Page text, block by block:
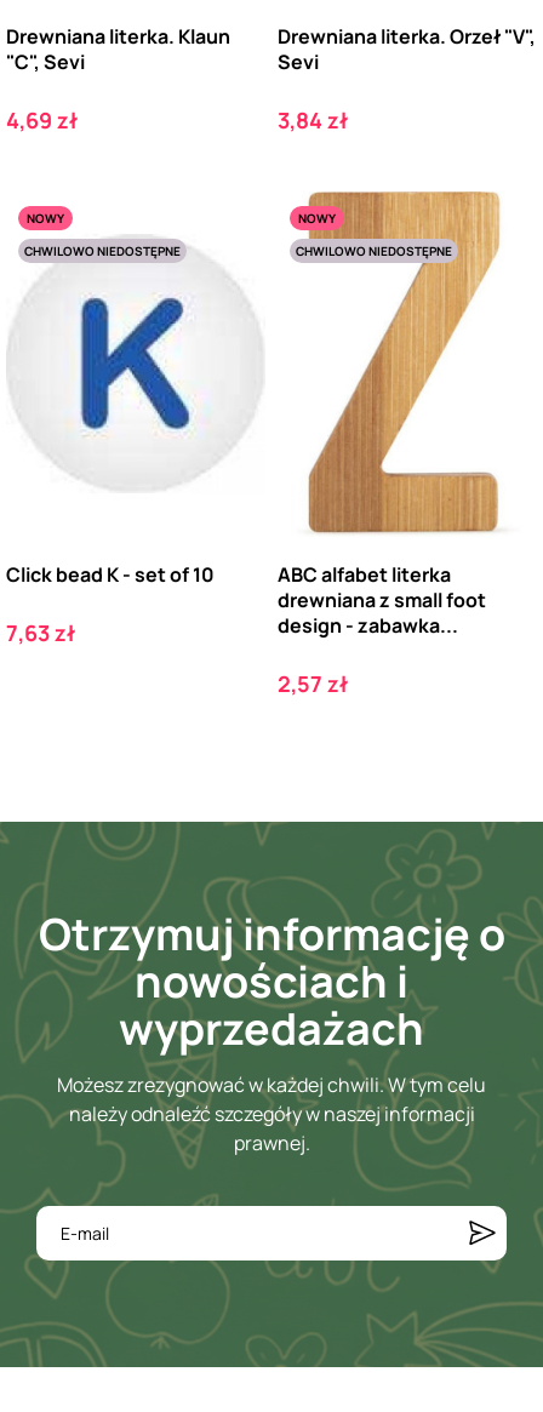
Drewniana literka. Klaun
"C", Sevi
Cena
4,69 zł
Drewniana literka. Orzeł "V",
Sevi
Cena
3,84 zł
NOWY
CHWILOWO NIEDOSTĘPNE
Click bead K - set of 10
Cena
7,63 zł
NOWY
CHWILOWO NIEDOSTĘPNE
ABC alfabet literka
drewniana z small foot
design - zabawka...
Cena
2,57 zł
Otrzymuj informację o
nowościach i
wyprzedażach
Możesz zrezygnować w każdej chwili. W tym celu
należy odnaleźć szczegóły w naszej informacji
prawnej.